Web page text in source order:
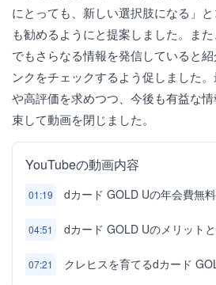
にとっても、新しい選択肢になる」
も勧めるようにと提案しました。ま
でもさらなる情報を発信していると
ンクをチェックするよう促しました
や高評価を求めつつ、今後も有益な
束して動画を閉じました。
YouTubeの動画内容
01:19 dカード GOLD Uの年会費無
04:51 dカード GOLD Uのメリット
07:21 クレヒスを育てるdカード